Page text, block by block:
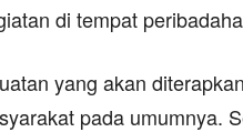
di tempat
yang akan
pada umumnya.